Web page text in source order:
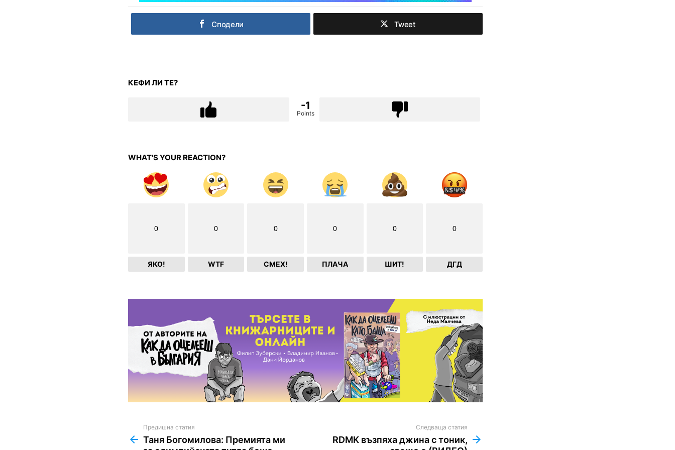
Сподели Tweet
КЕФИ ЛИ ТЕ?
-1
Points
WHAT'S YOUR REACTION?
0
ЯКО!
0
WTF
0
СМЕХ!
0
ПЛАЧА
0
ШИТ!
0
ДГД
more
Предишна статия
Таня Богомилова: Премията ми
Следваща статия
RDMK възпяха джина с тоник,